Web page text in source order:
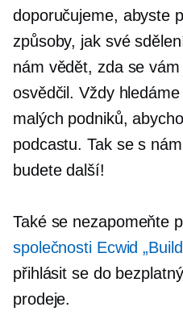
doporučujeme, abyste
způsoby, jak své
nám vědět, zda se
osvědčil. Vždy
malých podniků,
podcastu. Tak se s
budete další!
Také se nezapomeňte
společnosti Ecwid
přihlásit se do
prodeje.